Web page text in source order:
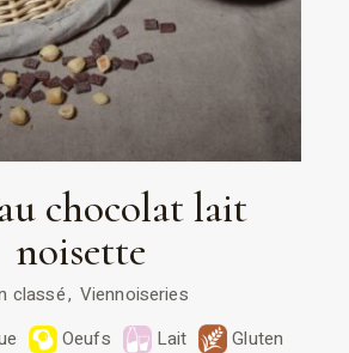
chocolat lait
noisette
classé Viennoiseries
Oeufs Lait Gluten